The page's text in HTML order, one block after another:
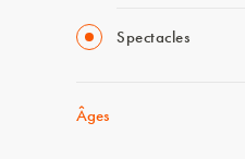
Spectacles
Âges